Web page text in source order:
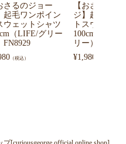
さるのジョー
起毛ワンポイン
ウェットシャツ
（LIFE/グリー
FN8929
（税込）
【おさるのジ
ジ】起毛ワン
トスウェット
100cm（風船/
リー）FN8928
¥1,980